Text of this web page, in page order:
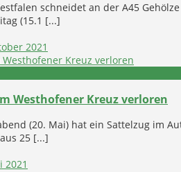
schneidet an der A45
(15.1 [...]
2021
Westhofener Kreuz verloren
(20. Mai) hat ein Sattelzug im
25 [...]
2021